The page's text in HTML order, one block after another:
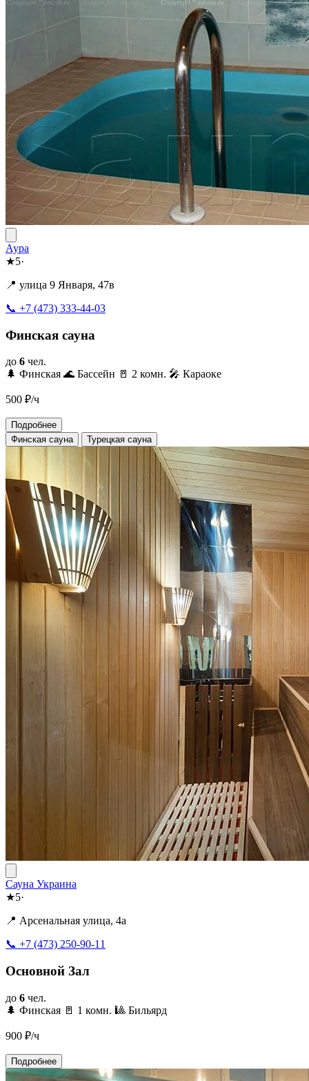
Аура
★5·
📍 улица 9 Января, 47в
📞 +7 (473) 333-44-03
Финская сауна
до 6 чел.
🌲 Финская 🌊 Бассейн 🚪 2 комн. 🎤 Караоке
500 ₽/ч
Подробнее
Финская сауна
Турецкая сауна
Сауна Украина
★5·
📍 Арсенальная улица, 4а
📞 +7 (473) 250-90-11
Основной Зал
до 6 чел.
🌲 Финская 🚪 1 комн. 🎱 Бильярд
900 ₽/ч
Подробнее